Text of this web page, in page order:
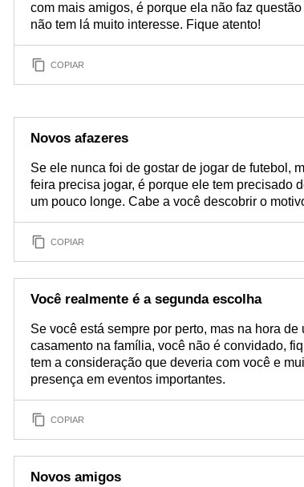
com mais amigos, é porque ela não faz
não tem lá muito interesse. Fique atento!
COPIAR
Novos afazeres
Se ele nunca foi de gostar de jogar de futebol,
feira precisa jogar, é porque ele tem precisado
um pouco longe. Cabe a você descobrir o
COPIAR
Você realmente é a segunda escolha
Se você está sempre por perto, mas na hora
casamento na família, você não é convidado,
tem a consideração que deveria com você e
presença em eventos importantes.
COPIAR
Novos amigos